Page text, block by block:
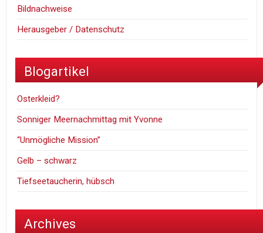
Bildnachweise
Herausgeber / Datenschutz
Blogartikel
Osterkleid?
Sonniger Meernachmittag mit Yvonne
“Unmögliche Mission”
Gelb – schwarz
Tiefseetaucherin, hübsch
Archives